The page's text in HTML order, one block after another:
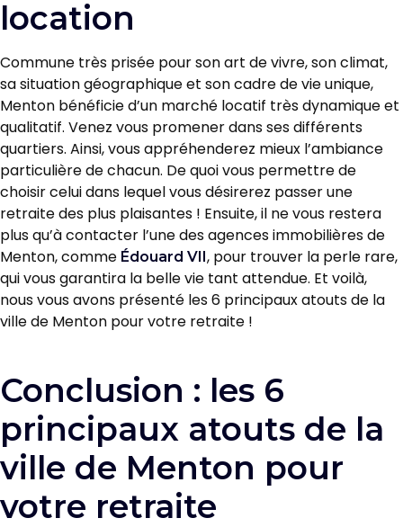
location
Commune très prisée pour son art de vivre, son climat,
sa situation géographique et son cadre de vie unique,
Menton bénéficie d’un marché locatif très dynamique et
qualitatif. Venez vous promener dans ses différents
quartiers. Ainsi, vous appréhenderez mieux l’ambiance
particulière de chacun. De quoi vous permettre de
choisir celui dans lequel vous désirerez passer une
retraite des plus plaisantes ! Ensuite, il ne vous restera
plus qu’à contacter l’une des agences immobilières de
Menton, comme Édouard VII , pour trouver la perle rare,
qui vous garantira la belle vie tant attendue. Et voilà,
nous vous avons présenté les 6 principaux atouts de la
ville de Menton pour votre retraite !
Conclusion : les 6
principaux atouts de la
ville de Menton pour
votre retraite